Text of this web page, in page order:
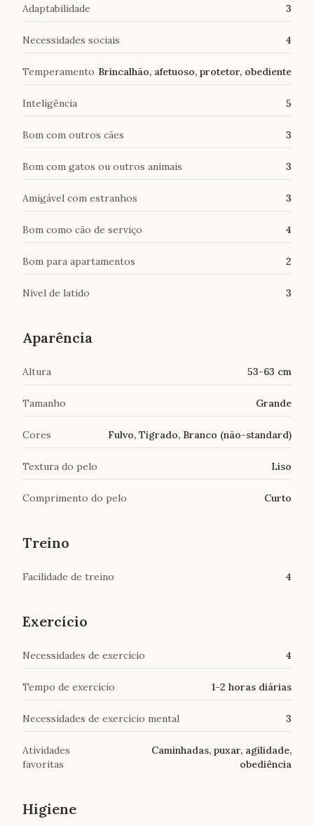
Adaptabilidade 3
Necessidades sociais 4
Temperamento Brincalhão, afetuoso, protetor, obediente
Inteligência 5
Bom com outros cães 3
Bom com gatos ou outros animais 3
Amigável com estranhos 3
Bom como cão de serviço 4
Bom para apartamentos 2
Nível de latido 3
Aparência
Altura 53-63 cm
Tamanho Grande
Cores Fulvo, Tigrado, Branco (não-standard)
Textura do pelo Liso
Comprimento do pelo Curto
Treino
Facilidade de treino 4
Exercício
Necessidades de exercício 4
Tempo de exercício 1-2 horas diárias
Necessidades de exercício mental 3
Atividades
favoritas
Caminhadas, puxar, agilidade,
obediência
Higiene